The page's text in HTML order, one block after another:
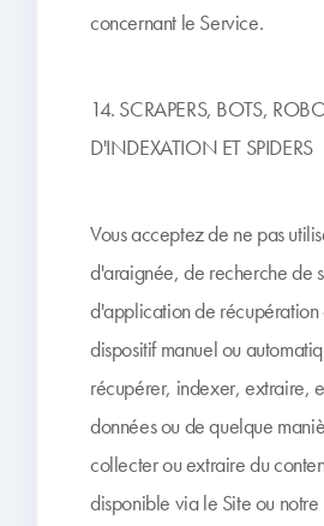
concernant le Service.
14. SCRAPERS, BOTS,
D'INDEXATION ET SPIDERS
Vous acceptez de ne pas
d'araignée, de recherche de
d'application de récupération
dispositif manuel ou
récupérer, indexer, extraire,
données ou de quelque
collecter ou extraire du
disponible via le Site ou